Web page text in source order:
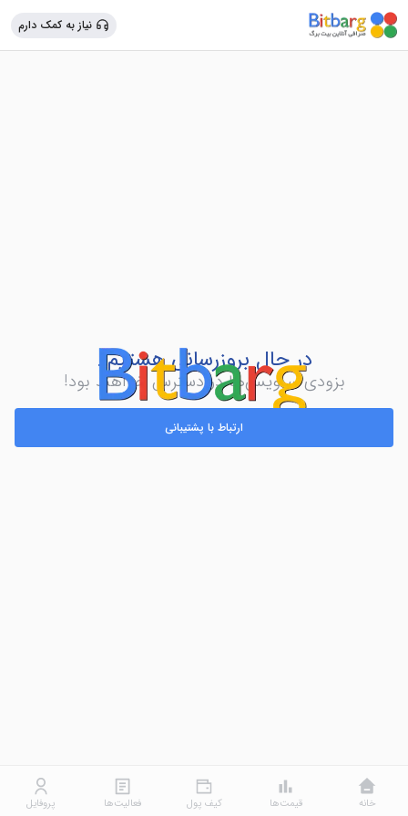
نیاز به کمک دارم
در حال بروزرسانی هستیم..
بزودی سرویس‌ها در دسترس خواهند بود!
ارتباط با پشتیبانی
خانه قیمت‌ها کیف پول فعالیت‌ها پروفایل